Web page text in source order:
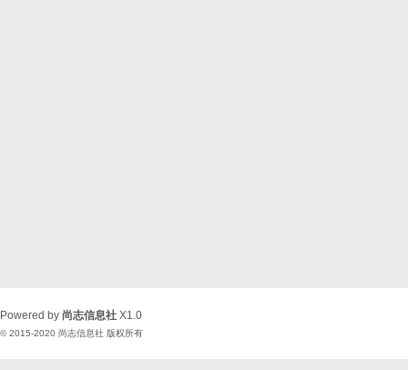
Powered by 尚志信息社 X1.0
© 2015-2020 尚志信息社 版权所有